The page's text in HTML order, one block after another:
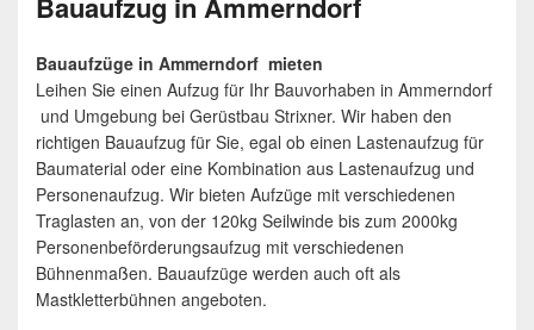
Bauaufzüge in Ammerndorf mieten
Leihen Sie einen Aufzug für Ihr Bauvorhaben in Ammerndorf
und Umgebung bei Gerüstbau Strixner. Wir haben den
richtigen Bauaufzug für Sie, egal ob einen Lastenaufzug für
Baumaterial oder eine Kombination aus Lastenaufzug und
Personenaufzug. Wir bieten Aufzüge mit verschiedenen
Traglasten an, von der 120kg Seilwinde bis zum 2000kg
Personenbeförderungsaufzug mit verschiedenen
Bühnenmaßen. Bauaufzüge werden auch oft als
Mastkletterbühnen angeboten.